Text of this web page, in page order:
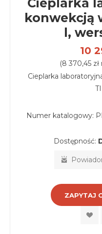
Cieplarka
konwekcją
l,
10
(8 370,45
Cieplarka
Numer katalogowy:
Dostępność:
ZAPYTAJ